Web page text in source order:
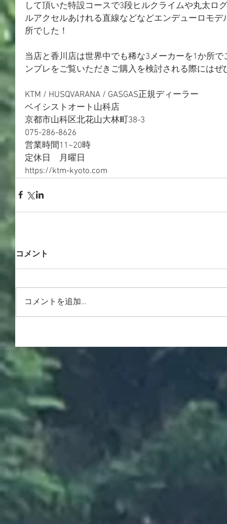
して頂いた特設コースで3段ヒルクライムや丸太ロ
ルアクセルあけれる直線などなどエンデューロモ
所でした！
当店と香川店は世界中でも稀な3メーカーを1か所
ンプレをご覧いただきご購入を検討される際にはぜ
KTM / HUSQVARANA / GASGAS正規ディーラー
ベイシストオート山科店
京都市山科区北花山大林町38-3
075-286-8626
営業時間11~20時
定休日　月曜日
https://ktm-kyoto.com
コメント
コメントを追加…